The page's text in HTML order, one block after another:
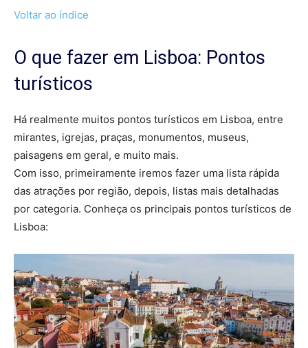
Voltar ao índice
O que fazer em Lisboa: Pontos
turísticos
Há realmente muitos pontos turísticos em Lisboa, entre
mirantes, igrejas, praças, monumentos, museus,
paisagens em geral, e muito mais.
Com isso, primeiramente iremos fazer uma lista rápida
das atrações por região, depois, listas mais detalhadas
por categoria. Conheça os principais pontos turísticos de
Lisboa: